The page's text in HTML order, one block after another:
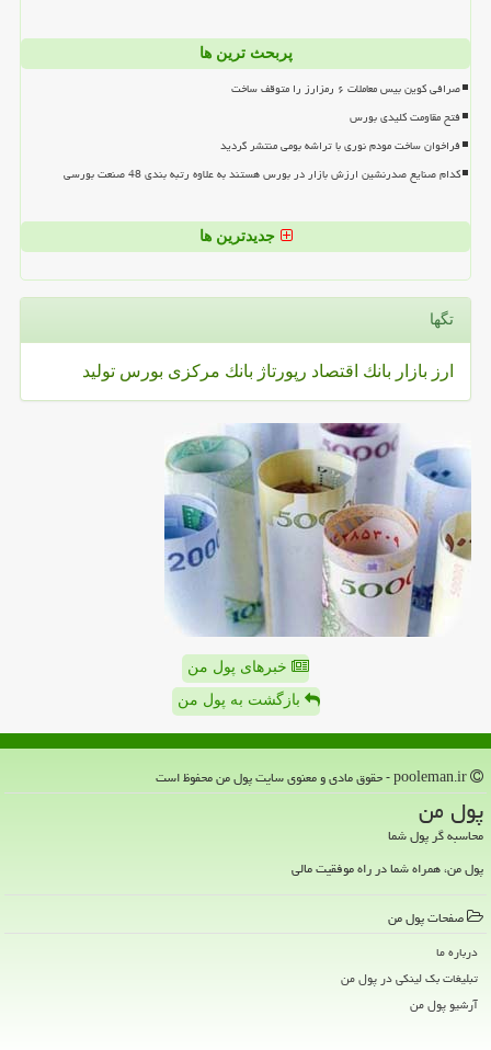
پربحث ترین ها
صرافی کوین بیس معاملات ۶ رمزارز را متوقف ساخت
فتح مقاومت کلیدی بورس
فراخوان ساخت مودم نوری با تراشه بومی منتشر گردید
کدام صنایع صدرنشین ارزش بازار در بورس هستند به علاوه رتبه بندی 48 صنعت بورسی
جدیدترین ها
تگها
ارز بازار بانك اقتصاد رپورتاژ بانك مركزی بورس تولید
خبرهای پول من
بازگشت به پول من
پول من
محاسبه گر پول شما
پول من، همراه شما در راه موفقیت مالی
صفحات پول من
درباره ما
تبلیغات بک لینکی در پول من
آرشیو پول من